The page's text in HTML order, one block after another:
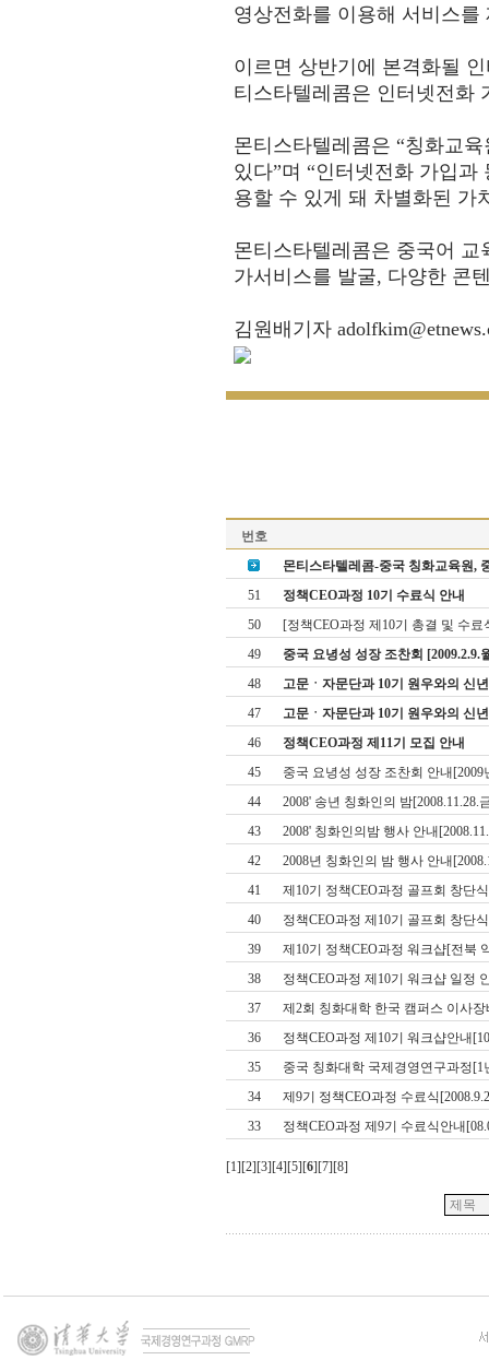
영상전화를 이용해 서비스를
이르면 상반기에 본격화될
티스타텔레콤은 인터넷전화
몬티스타텔레콤은 “칭화교
있다”며 “인터넷전화 가입
용할 수 있게 돼 차별화된 가
몬티스타텔레콤은 중국어
가서비스를 발굴, 다양한 콘
김원배기자
번호
몬티스타텔레콤­-중국 칭화교육원,
51
정책CEO과정 10기 수료식 안내
50
[정책CEO과정 제10기 총결 및 수
49
중국 요녕성 성장 조찬회 [2009.2.9.
48
고문ㆍ자문단과 10기 원우와의 신
47
고문ㆍ자문단과 10기 원우와의 신
46
정책CEO과정 제11기 모집 안내
45
중국 요녕성 성장 조찬회 안내
44
2008' 송년 칭화인의 밤[2008.11.28.
43
2008' 칭화인의밤 행사 안내
42
2008년 칭화인의 밤 행사 안내
41
제10기 정책CEO과정 골프회 창단
40
정책CEO과정 제10기 골프회 창단
39
제10기 정책CEO과정 워크샵[전북
38
정책CEO과정 제10기 워크샵 일정
37
제2회 칭화대학 한국 캠퍼스 이사
36
정책CEO과정 제10기 워크샵안내
35
중국 칭화대학 국제경영연구과정
34
제9기 정책CEO과정 수료식
33
정책CEO과정 제9기 수료식안내
[1][2][3][4][5][6][7][8]